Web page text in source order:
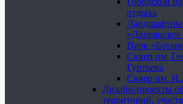
отдыха
«Дворянское
Парк
Сквер им.
Гуртьева
Сквер им.
Дизайн-проекты
территорий,